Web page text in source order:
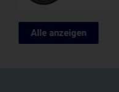
Alle anzeigen